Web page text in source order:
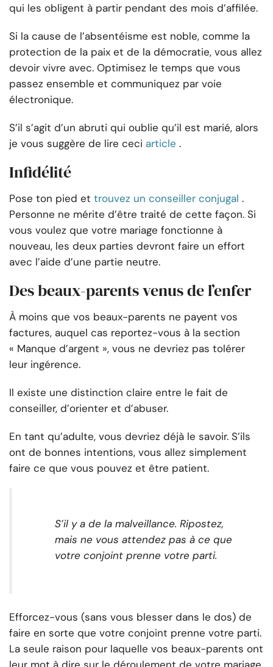
qui les obligent à partir pendant des mois d’affilée.
Si la cause de l’absentéisme est noble, comme la
protection de la paix et de la démocratie, vous allez
devoir vivre avec. Optimisez le temps que vous
passez ensemble et communiquez par voie
électronique.
S’il s’agit d’un abruti qui oublie qu’il est marié, alors
je vous suggère de lire ceci article .
Infidélité
Pose ton pied et trouvez un conseiller conjugal .
Personne ne mérite d’être traité de cette façon. Si
vous voulez que votre mariage fonctionne à
nouveau, les deux parties devront faire un effort
avec l’aide d’une partie neutre.
Des beaux-parents venus de l’enfer
À moins que vos beaux-parents ne payent vos
factures, auquel cas reportez-vous à la section
« Manque d’argent », vous ne devriez pas tolérer
leur ingérence.
Il existe une distinction claire entre le fait de
conseiller, d’orienter et d’abuser.
En tant qu’adulte, vous devriez déjà le savoir. S’ils
ont de bonnes intentions, vous allez simplement
faire ce que vous pouvez et être patient.
S’il y a de la malveillance. Ripostez,
mais ne vous attendez pas à ce que
votre conjoint prenne votre parti.
Efforcez-vous (sans vous blesser dans le dos) de
faire en sorte que votre conjoint prenne votre parti.
La seule raison pour laquelle vos beaux-parents ont